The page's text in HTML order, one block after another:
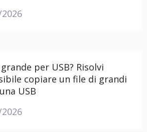
per USB? Risolvi
copiare un file di grandi
USB